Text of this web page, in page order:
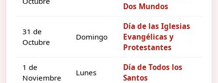
Dos Mundos
31 de
Octubre
Domingo
Día de las Iglesias
Evangélicas y
Protestantes
1 de
Noviembre
Lunes
Día de Todos los
Santos